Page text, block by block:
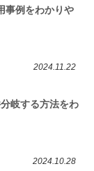
事例をわかりや
2024.11.22
岐する方法をわ
2024.10.28